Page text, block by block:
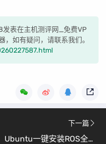
表在主机测评网_免费VP
如有疑问，请联系我们。
下一篇
Ubuntu一键安装ROS全流程（鱼香ROS一键脚本）